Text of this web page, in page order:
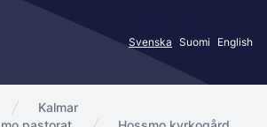
Svenska Suomi English
Kalmar